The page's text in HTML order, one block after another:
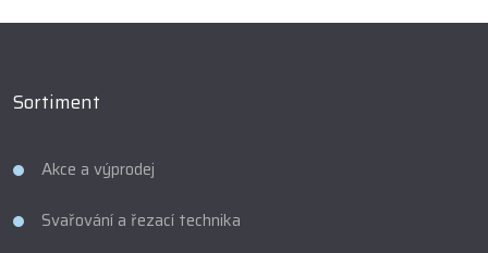
se
Sortiment
Akce a výprodej
Svařování a řezací technika